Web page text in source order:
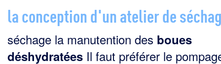
la conception d'un atelier de
séchage la manutention des boues
déshydratées Il faut préférer le